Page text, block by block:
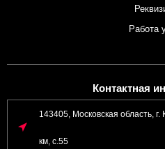
Работа
Контактная
143405, Московская область,
км, с.55